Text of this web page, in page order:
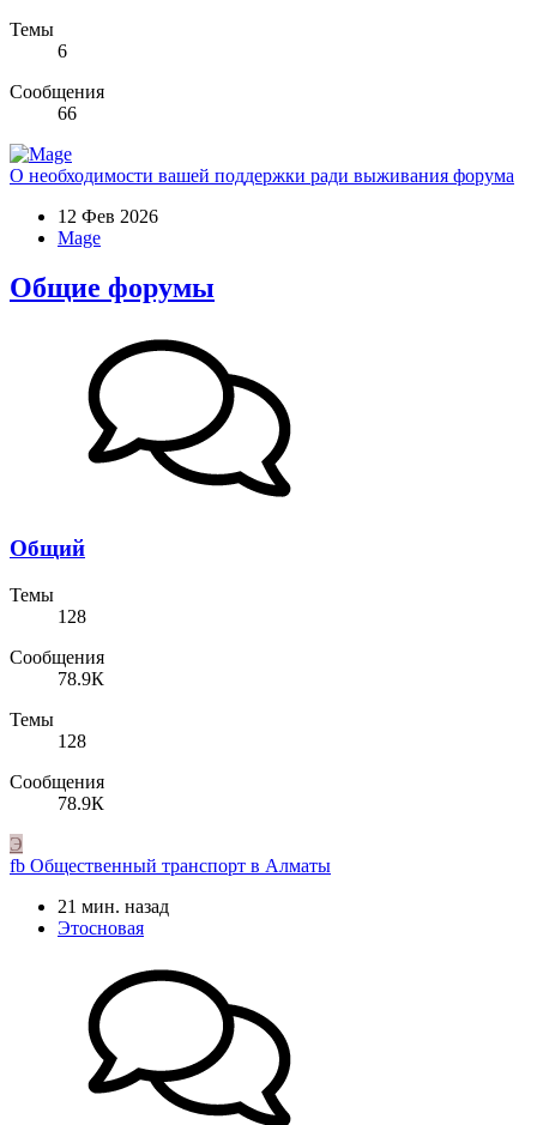
Темы
6
Сообщения
66
О необходимости вашей поддержки ради выживания форума
12 Фев 2026
Mage
Общие форумы
Общий
Темы
128
Сообщения
78.9К
Темы
128
Сообщения
78.9К
Э
fb Общественный транспорт в Алматы
21 мин. назад
Этосновая